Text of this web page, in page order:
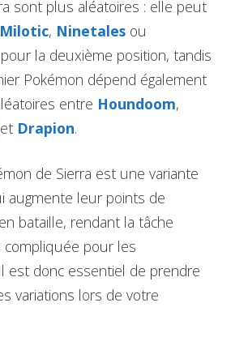
sont plus aléatoires : elle peut
Milotic, Ninetales ou
pour la deuxième position, tandis
Pokémon dépend également
entre Houndoom,
et Drapion.
de Sierra est une variante
augmente leur points de
bataille, rendant la tâche
compliquée pour les
est donc essentiel de prendre
variations lors de votre